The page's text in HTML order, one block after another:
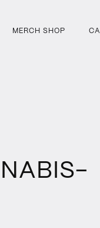
MERCH SHOP